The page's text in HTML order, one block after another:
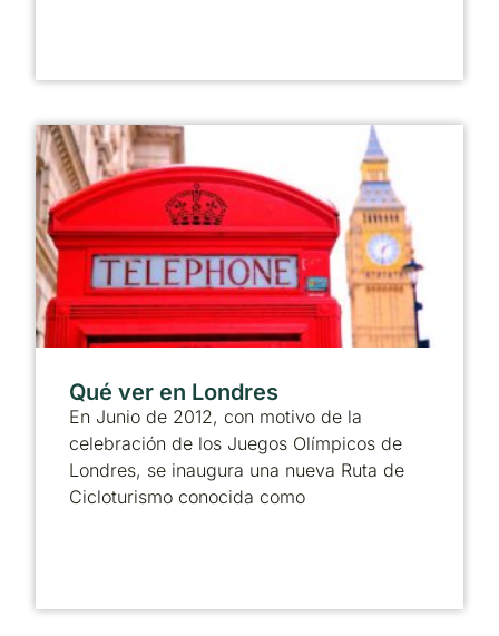
Qué ver en Londres
En Junio de 2012, con motivo de la
celebración de los Juegos Olímpicos de
Londres, se inaugura una nueva Ruta de
Cicloturismo conocida como